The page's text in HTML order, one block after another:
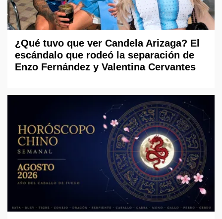
¿Qué tuvo que ver Candela Arizaga? El
escándalo que rodeó la separación de
Enzo Fernández y Valentina Cervantes